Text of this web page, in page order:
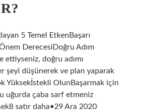
5 Temel EtkenBaşarı
DerecesiDoğru Adım
ettiyseniz, doğru adımı
şeyi düşünerek ve plan yaparak
Yüksekİstekli OlunBaşarmak için
uğurda çaba sarf etmeniz
satır daha•29 Ara 2020